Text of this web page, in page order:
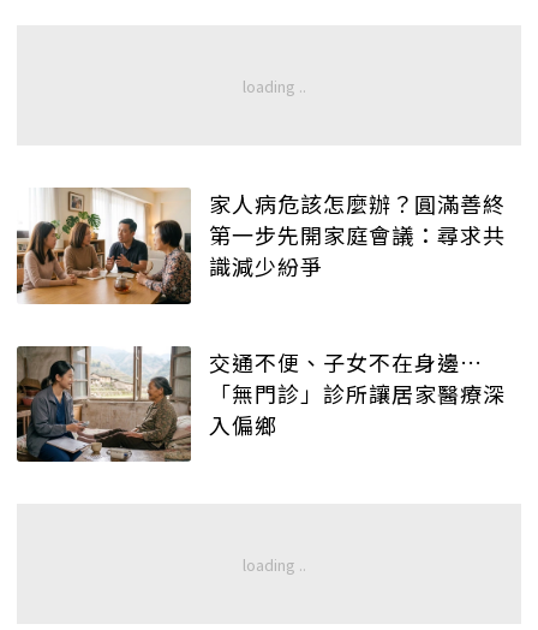
家人病危該怎麼辦？圓滿善終
第一步先開家庭會議：尋求共
識減少紛爭
交通不便、子女不在身邊…
「無門診」診所讓居家醫療深
入偏鄉